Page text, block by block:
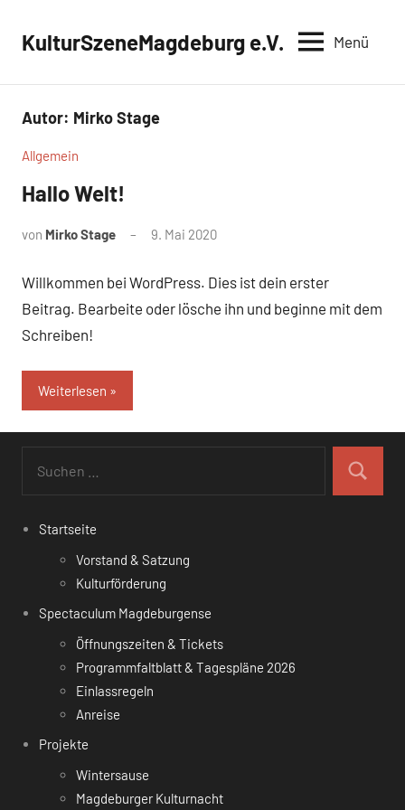
InhaltKulturSzeneMagdeburg e.V. Menü
Autor: Mirko Stage
Allgemein
Hallo Welt!
von Mirko Stage 9. Mai 2020
Willkommen bei WordPress. Dies ist dein erster
Beitrag. Bearbeite oder lösche ihn und beginne mit dem
Schreiben!
Weiterlesen
nach:
Suchen
Startseite
Vorstand & Satzung
Kulturförderung
Spectaculum Magdeburgense
Öffnungszeiten & Tickets
Programmfaltblatt & Tagespläne 2026
Einlassregeln
Anreise
Projekte
Wintersause
Magdeburger Kulturnacht